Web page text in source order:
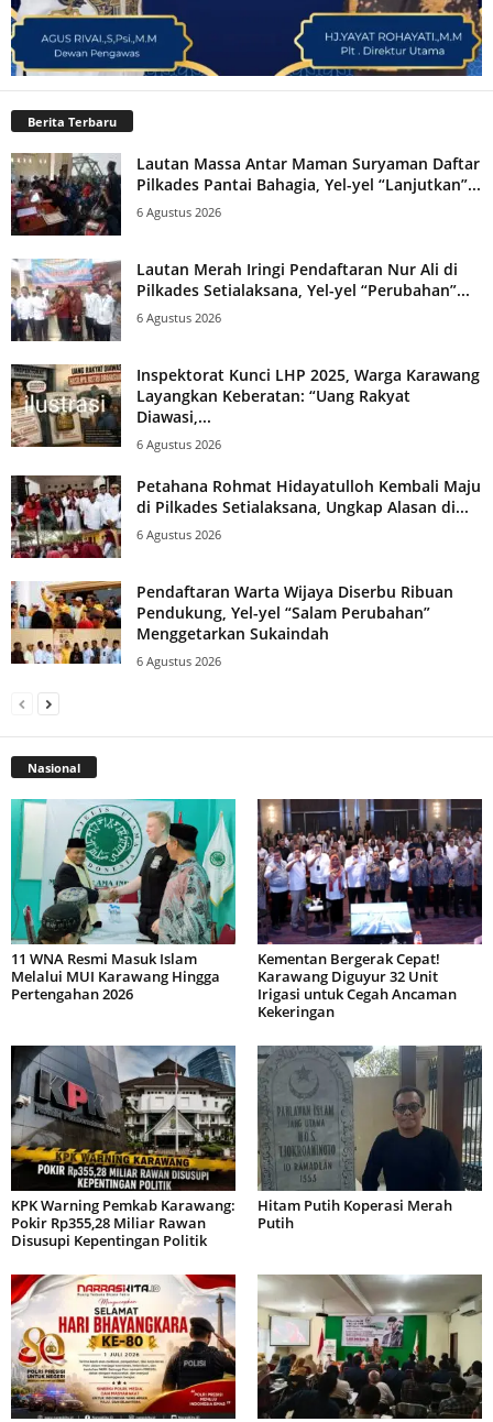
Berita Terbaru
Lautan Massa Antar Maman Suryaman Daftar
Pilkades Pantai Bahagia, Yel-yel “Lanjutkan”...
6 Agustus 2026
Lautan Merah Iringi Pendaftaran Nur Ali di
Pilkades Setialaksana, Yel-yel “Perubahan”...
6 Agustus 2026
Inspektorat Kunci LHP 2025, Warga Karawang
Layangkan Keberatan: “Uang Rakyat
Diawasi,...
6 Agustus 2026
Petahana Rohmat Hidayatulloh Kembali Maju
di Pilkades Setialaksana, Ungkap Alasan di...
6 Agustus 2026
Pendaftaran Warta Wijaya Diserbu Ribuan
Pendukung, Yel-yel “Salam Perubahan”
Menggetarkan Sukaindah
6 Agustus 2026
Nasional
11 WNA Resmi Masuk Islam
Melalui MUI Karawang Hingga
Pertengahan 2026
Kementan Bergerak Cepat!
Karawang Diguyur 32 Unit
Irigasi untuk Cegah Ancaman
Kekeringan
KPK Warning Pemkab Karawang:
Pokir Rp355,28 Miliar Rawan
Disusupi Kepentingan Politik
Hitam Putih Koperasi Merah
Putih